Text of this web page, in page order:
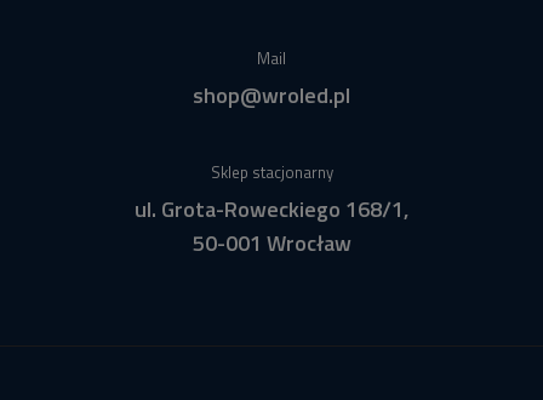
Mail
shop@wroled.pl
Sklep stacjonarny
ul. Grota-Roweckiego 168/1,
50-001 Wrocław